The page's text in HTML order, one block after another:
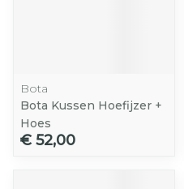
Bota
Bota Kussen Hoefijzer +
Hoes
€ 52,00